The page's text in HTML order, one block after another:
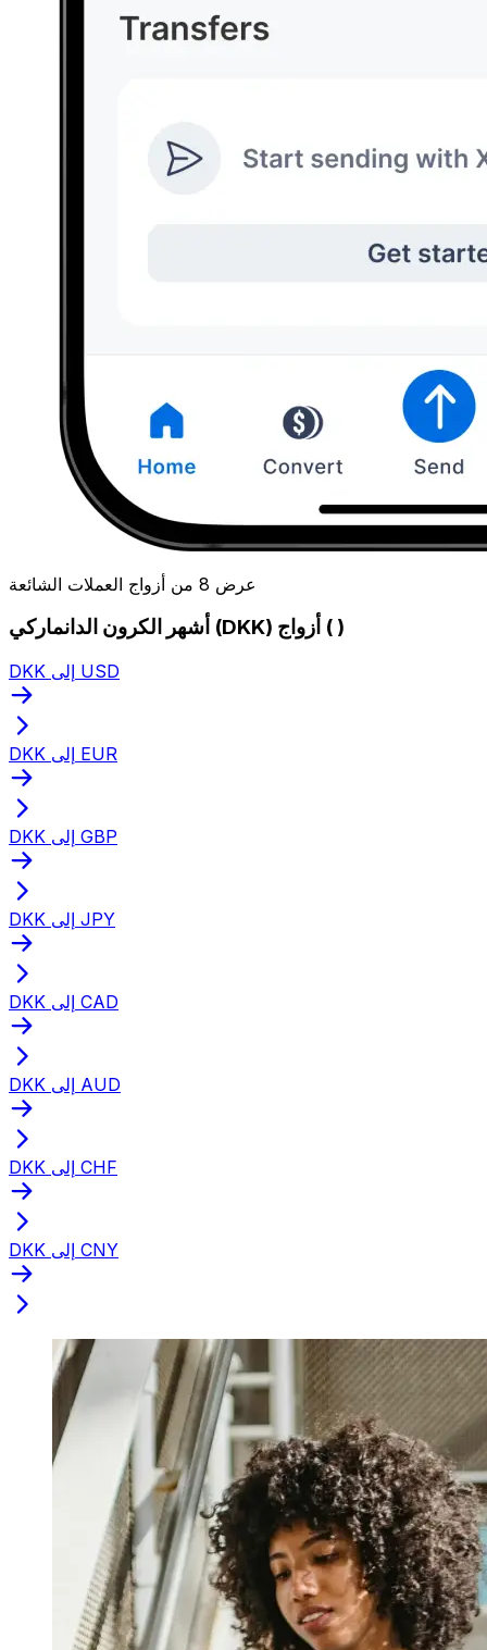
عرض 8 من أزواج العملات الشائعة
أشهر الكرون الدانماركي (DKK) أزواج ( )
DKK إلى USD
DKK إلى EUR
DKK إلى GBP
DKK إلى JPY
DKK إلى CAD
DKK إلى AUD
DKK إلى CHF
DKK إلى CNY